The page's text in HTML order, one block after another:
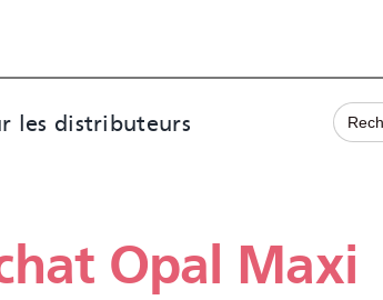
les distributeurs
for:
Opal Maxi